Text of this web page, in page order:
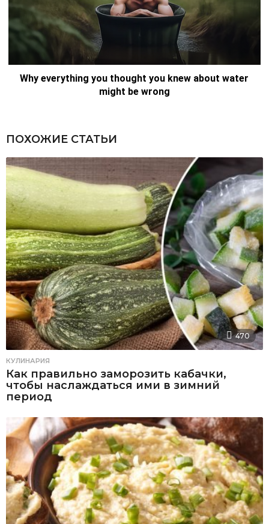
ПОХОЖИЕ СТАТЬИ
470
КУЛИНАРИЯ
Как правильно заморозить кабачки,
чтобы наслаждаться ими в зимний
период